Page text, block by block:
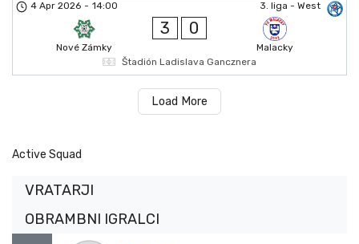
3. liga - West
4 Apr 2026 - 14:00
Nové Zámky
3 0
Malacky
Štadión Ladislava Gancznera
Load More
Active Squad
VRATARJI
OBRAMBNI IGRALCI